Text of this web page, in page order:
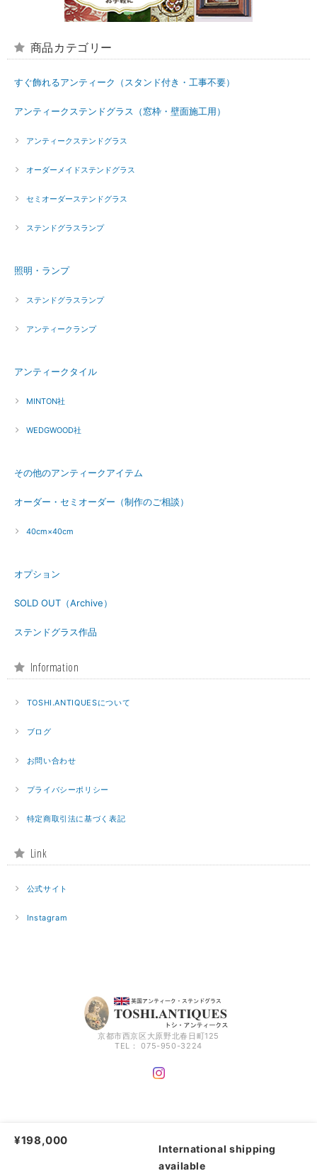
商品カテゴリー
すぐ飾れるアンティーク（スタンド付き・工事不要）
アンティークステンドグラス（窓枠・壁面施工用）
アンティークステンドグラス
オーダーメイドステンドグラス
セミオーダーステンドグラス
ステンドグラスランプ
照明・ランプ
ステンドグラスランプ
アンティークランプ
アンティークタイル
MINTON社
WEDGWOOD社
その他のアンティークアイテム
オーダー・セミオーダー（制作のご相談）
40cm×40cm
オプション
SOLD OUT（Archive）
ステンドグラス作品
Information
TOSHI.ANTIQUESについて
ブログ
お問い合わせ
プライバシーポリシー
特定商取引法に基づく表記
Link
公式サイト
Instagram
京都市西京区大原野北春日町125
TEL： 075-950-3224
トシアンティークス｜TOSHI.ANTIQUES |
に基づく表記
¥198,000
International shipping
available
ショップに質問する